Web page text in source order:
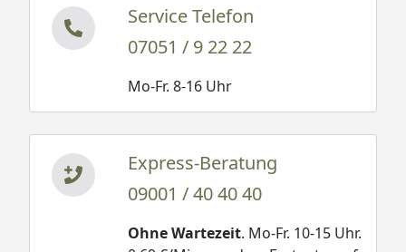
Service Telefon
07051 / 9 22 22
Mo-Fr. 8-16 Uhr
Express-Beratung
09001 / 40 40 40
Ohne Wartezeit. Mo-Fr. 10-15 Uhr.